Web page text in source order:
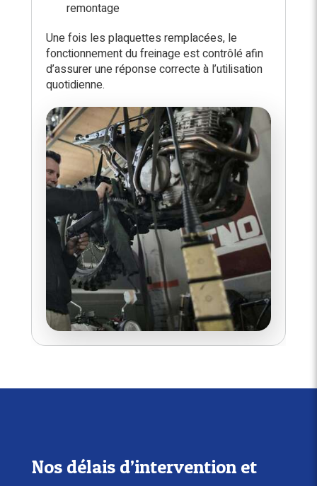
remontage
Une fois les plaquettes remplacées, le
fonctionnement du freinage est contrôlé afin
d’assurer une réponse correcte à l’utilisation
quotidienne.
Nos délais d’intervention et